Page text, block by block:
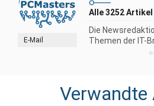
E-Mail
Alle 3252 Artikel
Die
Themen der IT-
Verwandte